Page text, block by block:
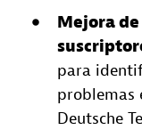
Mejora
para
problemas
Deutsche